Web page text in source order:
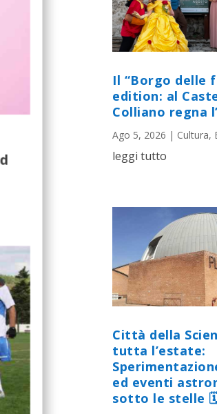
Il “Borgo delle
edition: al
Colliano regna
Ago 5, 2026 | Cultura,
leggi tutto
Città della
tutta l’estate:
ed eventi
sotto le stelle